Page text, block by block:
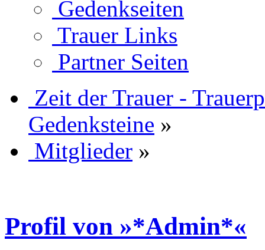
Gedenkseiten
Trauer Links
Partner Seiten
Zeit der Trauer -
Gedenksteine »
Mitglieder »
Profil von »*Admin*«